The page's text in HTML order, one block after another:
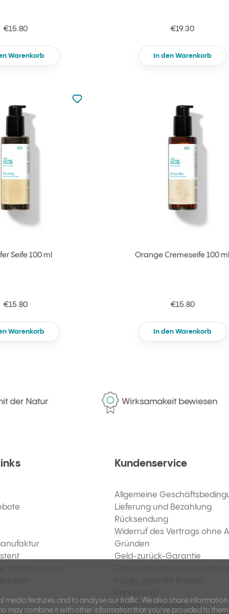
features and to analyse our traffic. We also share
combine it with other information that you’ve provided to them
€15.80
Warenkorb
€19.30
In den Warenkorb
Seife 100 ml
€15.80
Warenkorb
zu den Favoriten nicht hinzugefügt
zu Ihren Favoriten hinzufügen
Orange Cremeseife 100 ml
€15.80
In den Warenkorb
Natur Wirksamakeit bewiesen
Kundenservice
Allgemeine
Lieferung und Bezahlung
Rücksendung
Widerruf des Vertrags ohne
Gründen
Geld-zurück-Garantie
Online Streitbeilegung